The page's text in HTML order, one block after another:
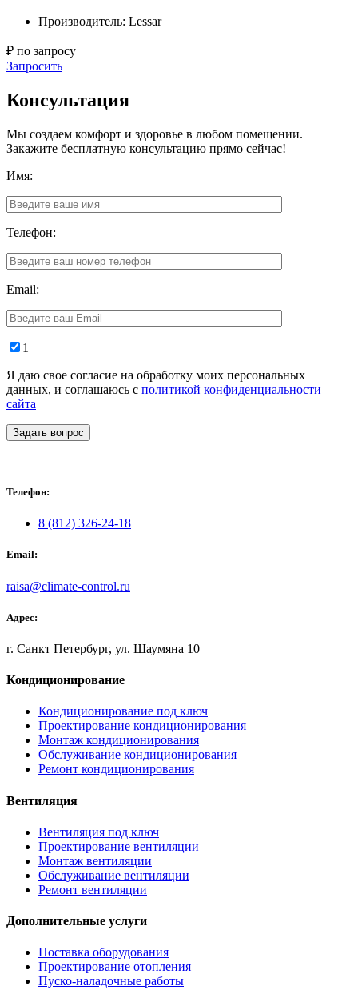
Производитель: Lessar
₽ по запросу
Запросить
Консультация
Мы создаем комфорт и здоровье в любом помещении.
Закажите бесплатную консультацию прямо сейчас!
Имя:
Телефон:
Email:
1
Я даю свое согласие на обработку моих персональных
данных, и соглашаюсь с политикой конфиденциальности
сайта
Задать вопрос
Телефон:
8 (812) 326-24-18
Email:
raisa@climate-control.ru
Адрес:
г. Санкт Петербург, ул. Шаумяна 10
Кондиционирование
Кондиционирование под ключ
Проектирование кондиционирования
Монтаж кондиционирования
Обслуживание кондиционирования
Ремонт кондиционирования
Вентиляция
Вентиляция под ключ
Проектирование вентиляции
Монтаж вентиляции
Обслуживание вентиляции
Ремонт вентиляции
Дополнительные услуги
Поставка оборудования
Проектирование отопления
Пуско-наладочные работы